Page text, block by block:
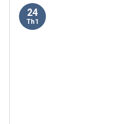
24
Th1